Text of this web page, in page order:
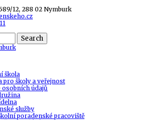
12, 288 02 Nymburk
Search
škola
pro školy a veřejnost
osobních údajů
služby
poradenské pracoviště